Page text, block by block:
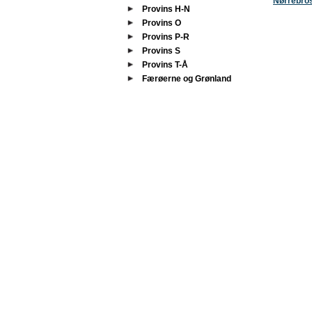
Provins H-N
Provins O
Provins P-R
Provins S
Provins T-Å
Færøerne og Grønland